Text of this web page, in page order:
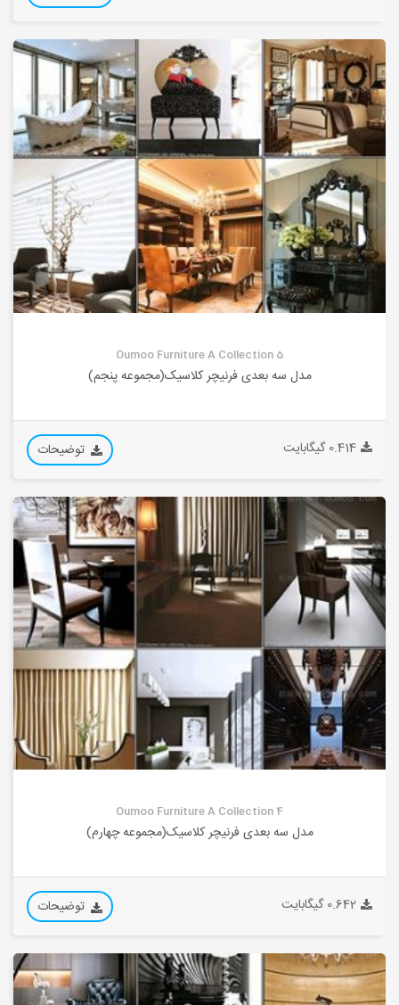
Oumoo Furniture A Collection 5
مدل سه بعدی فرنیچر کلاسیک(مجموعه پنجم)
0.414 گیگابایت توضیحات
Oumoo Furniture A Collection 4
مدل سه بعدی فرنیچر کلاسیک(مجموعه چهارم)
0.642 گیگابایت توضیحات